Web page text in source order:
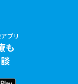
プリ
も